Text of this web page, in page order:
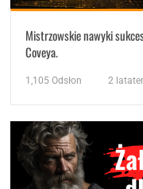
Mistrzowskie nawyki
Coveya.
1,105 Odsłon 2